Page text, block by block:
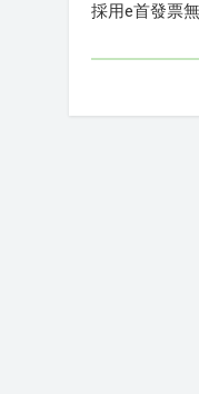
採用e首發票